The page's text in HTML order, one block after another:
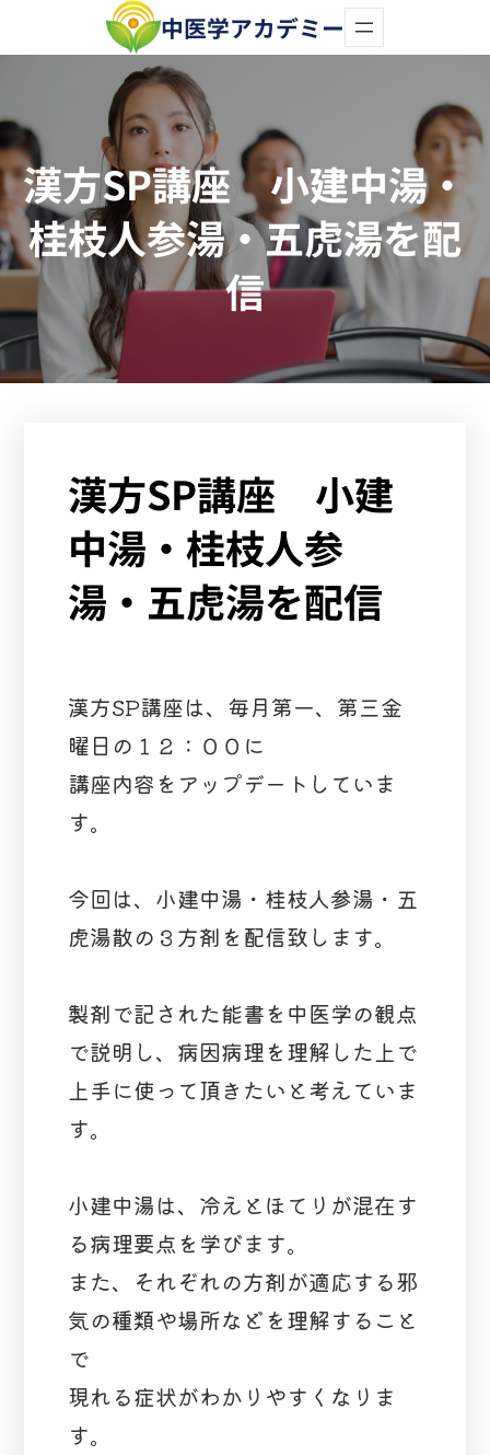
容
ス
キ
ッ
プ
中医学アカデミー
漢方SP講座 小建中湯・
桂枝人参湯・五虎湯を配
信
漢方SP講座 小建
中湯・桂枝人参
湯・五虎湯を配信
漢方SP講座は、毎月第一、第三金
曜日の１２：００に
講座内容をアップデートしていま
す。
今回は、小建中湯・桂枝人参湯・五
虎湯散の３方剤を配信致します。
製剤で記された能書を中医学の観点
で説明し、病因病理を理解した上で
上手に使って頂きたいと考えていま
す。
小建中湯は、冷えとほてりが混在す
る病理要点を学びます。
また、それぞれの方剤が適応する邪
気の種類や場所などを理解すること
で
現れる症状がわかりやすくなりま
す。